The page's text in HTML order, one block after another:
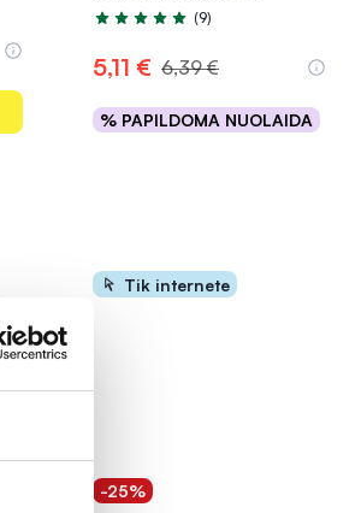
Įvertinimas 5.0 iš 5
(9)
5,11 € 6,39 €
% PAPILDOMA NUOLAIDA
Į krepšelį
Tik internete
-25%